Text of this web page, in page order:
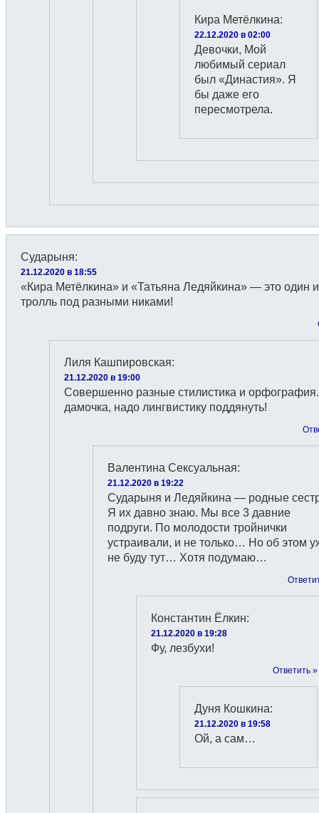
Кира Метёлкина:
22.12.2020 в 02:00
Девочки, Мой
любимый сериал
был «Династия». Я
бы даже его
пересмотрела.
Сударыня:
21.12.2020 в 18:55
«Кира Метёлкина» и «Татьяна Ледяйкина» — это один
тролль под разными никами!
Лиля Кашпировская:
21.12.2020 в 19:00
Совершенно разные стилистика и
дамочка, надо лингвистику поддянуть!
Валентина Сексуальная:
21.12.2020 в 19:22
Сударыня и Ледяйкина — родные
Я их давно знаю. Мы все 3 давние
подруги. По молодости тройнички
устраивали, и не только… Но об этом
не буду тут… Хотя подумаю…
Константин Ёлкин:
21.12.2020 в 19:28
Фу, лезбухи!
Ответить »
Дуня Кошкина:
21.12.2020 в 19:58
Ой, а сам…